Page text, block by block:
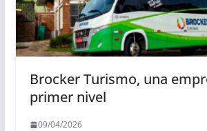
Brocker Turismo, una
primer nivel
09/04/2026